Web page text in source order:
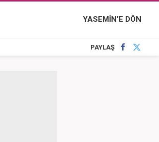
YASEMİN'E DÖN
PAYLAŞ